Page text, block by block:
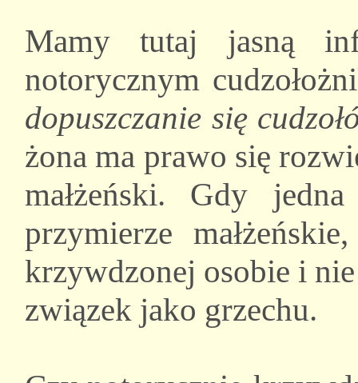
Mamy tutaj jasną
notorycznym
dopuszczanie się
żona ma prawo się
małżeński. Gdy
przymierze
krzywdzonej osobie i
związek jako grzechu.